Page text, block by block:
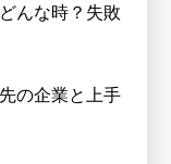
んな時？失敗
の企業と上手